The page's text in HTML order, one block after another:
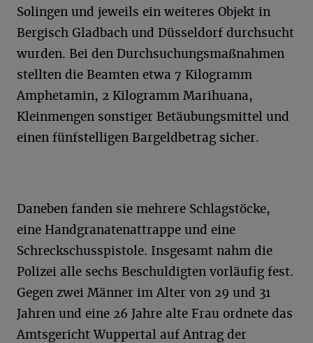
Solingen und jeweils ein weiteres Objekt in
Bergisch Gladbach und Düsseldorf durchsucht
wurden. Bei den Durchsuchungsmaßnahmen
stellten die Beamten etwa 7 Kilogramm
Amphetamin, 2 Kilogramm Marihuana,
Kleinmengen sonstiger Betäubungsmittel und
einen fünfstelligen Bargeldbetrag sicher.
Daneben fanden sie mehrere Schlagstöcke,
eine Handgranatenattrappe und eine
Schreckschusspistole. Insgesamt nahm die
Polizei alle sechs Beschuldigten vorläufig fest.
Gegen zwei Männer im Alter von 29 und 31
Jahren und eine 26 Jahre alte Frau ordnete das
Amtsgericht Wuppertal auf Antrag der